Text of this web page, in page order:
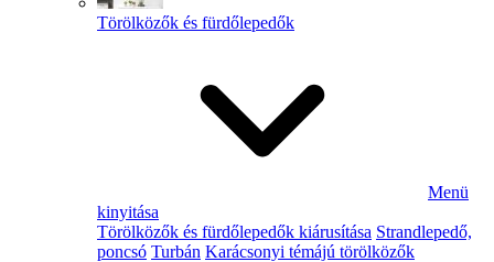
Törölközők és fürdőlepedők
Menü
kinyitása
Törölközők és fürdőlepedők kiárusítása Strandlepedő,
poncsó Turbán Karácsonyi témájú törölközők